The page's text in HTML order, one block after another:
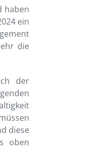
haben
ein
die
der
diese
oben